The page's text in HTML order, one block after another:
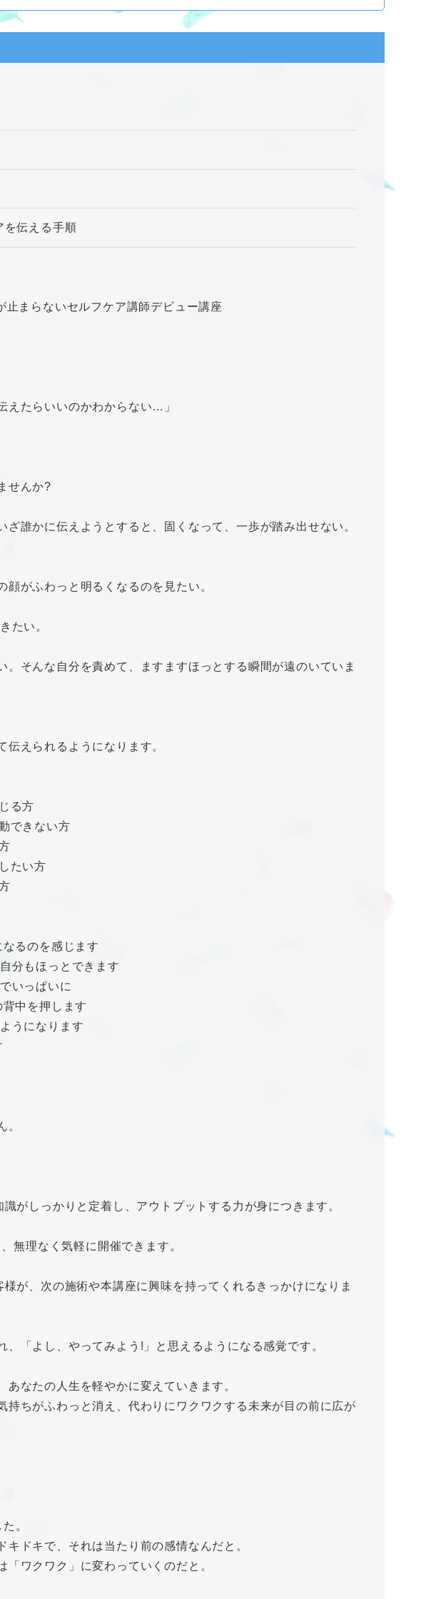
を伝える手順
まらないセルフケア講師デビュー講座
えたらいいのかわからない…」
せんか?
誰かに伝えようとすると、固くなって、一歩が踏み出せない。
がふわっと明るくなるのを見たい。
たい。
そんな自分を責めて、ますますほっとする瞬間が遠のいていま
えられるようになります。
る方
できない方
たい方
るのを感じます
分もほっとできます
いっぱいに
中を押します
うになります
。
がしっかりと定着し、アウトプットする力が身につきます。
無理なく気軽に開催できます。
が、次の施術や本講座に興味を持ってくれるきっかけになりま
「よし、やってみよう!」と思えるようになる感覚です。
なたの人生を軽やかに変えていきます。
持ちがふわっと消え、代わりにワクワクする未来が目の前に広が
。
ドキで、それは当たり前の感情なんだと。
ワクワク」に変わっていくのだと。